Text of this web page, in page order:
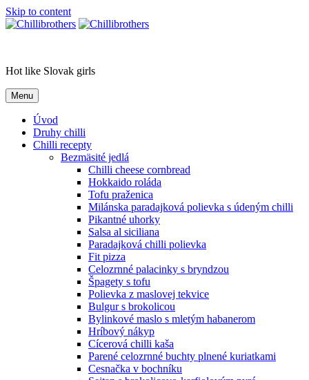
Skip to content
Hot like Slovak girls
Menu
Úvod
Druhy chilli
Chilli recepty
Bezmäsité jedlá
Chilli cheese cornbread
Hokkaido roláda
Tofu praženica
Milánska paradajková polievka s údeným chilli
Pikantné uhorky
Salsa al siciliana
Paradajková chilli polievka
Fit pizza
Celozrnné palacinky s bryndzou
Špagety s tofu
Polievka z maslovej tekvice
Bulgur s brokolicou
Bylinkové maslo s mletým habanerom
Hríbový nákyp
Cícerová chilli kaša
Parené celozrnné buchty plnené kuriatkami
Cesnačka v bochníku